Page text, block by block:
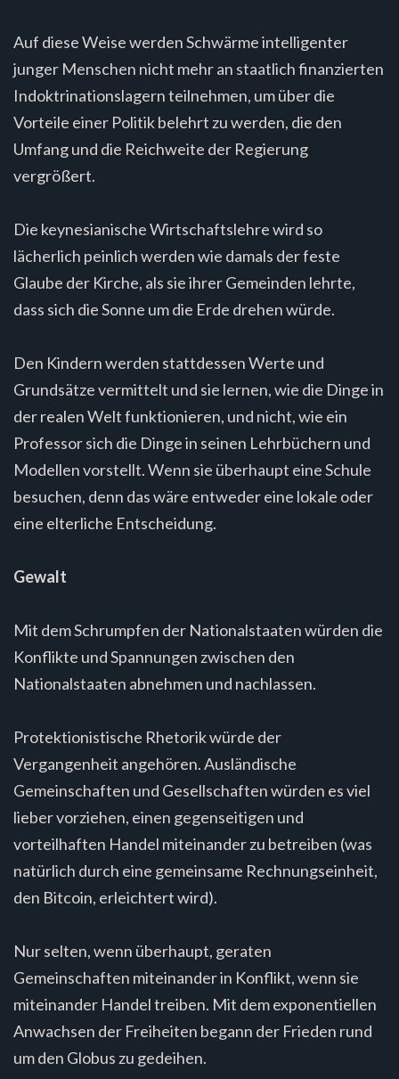
Auf diese Weise werden Schwärme intelligenter
junger Menschen nicht mehr an staatlich finanzierten
Indoktrinationslagern teilnehmen, um über die
Vorteile einer Politik belehrt zu werden, die den
Umfang und die Reichweite der Regierung
vergrößert.
Die keynesianische Wirtschaftslehre wird so
lächerlich peinlich werden wie damals der feste
Glaube der Kirche, als sie ihrer Gemeinden lehrte,
dass sich die Sonne um die Erde drehen würde.
Den Kindern werden stattdessen Werte und
Grundsätze vermittelt und sie lernen, wie die Dinge in
der realen Welt funktionieren, und nicht, wie ein
Professor sich die Dinge in seinen Lehrbüchern und
Modellen vorstellt. Wenn sie überhaupt eine Schule
besuchen, denn das wäre entweder eine lokale oder
eine elterliche Entscheidung.
Gewalt
Mit dem Schrumpfen der Nationalstaaten würden die
Konflikte und Spannungen zwischen den
Nationalstaaten abnehmen und nachlassen.
Protektionistische Rhetorik würde der
Vergangenheit angehören. Ausländische
Gemeinschaften und Gesellschaften würden es viel
lieber vorziehen, einen gegenseitigen und
vorteilhaften Handel miteinander zu betreiben (was
natürlich durch eine gemeinsame Rechnungseinheit,
den Bitcoin, erleichtert wird).
Nur selten, wenn überhaupt, geraten
Gemeinschaften miteinander in Konflikt, wenn sie
miteinander Handel treiben. Mit dem exponentiellen
Anwachsen der Freiheiten begann der Frieden rund
um den Globus zu gedeihen.